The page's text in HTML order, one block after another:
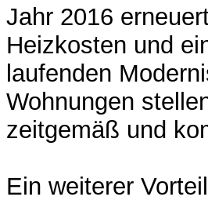
Jahr 2016
Heizkosten und
laufenden
Wohnungen
zeitgemäß und
Ein weiterer